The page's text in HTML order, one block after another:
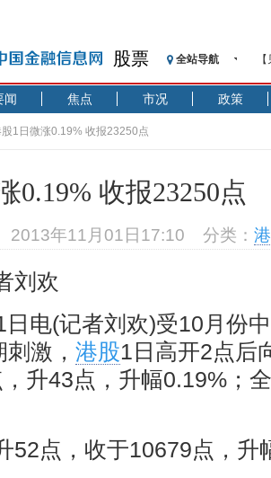
股票 全站导航
记
沥
闻 焦点 市况 政策
股1日微涨0.19% 收报23250点
0.19% 收报23250点
2013年11月01日17:10 分类：
刘欢
日电(记者刘欢)受10月份
激， 港股1日高开2点后
升43点，升幅0.19%；
52点，收于10679点，升